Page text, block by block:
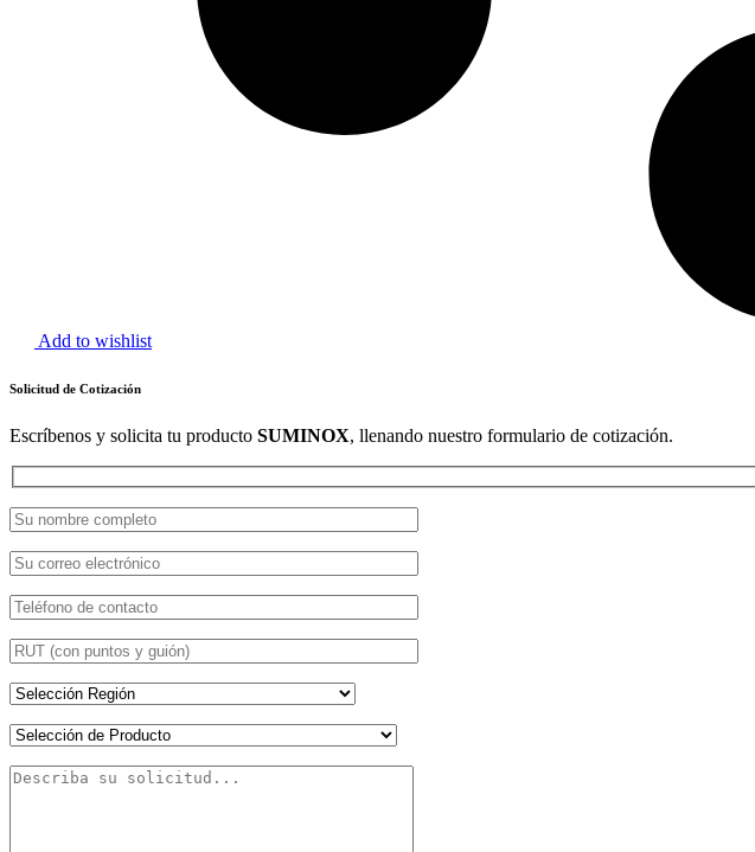
Add to wishlist
Solicitud de Cotización
Escríbenos y solicita tu producto SUMINOX, llenando nuestro formulario de cotización.